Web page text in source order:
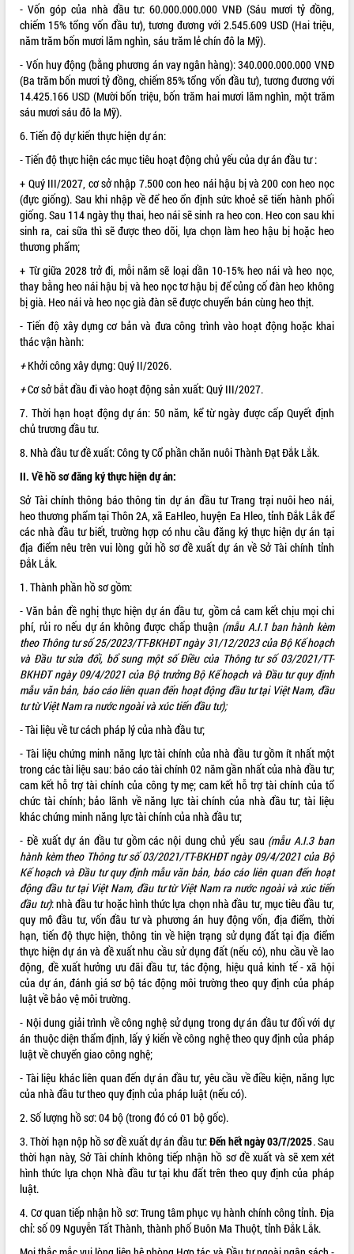
Lao động
UBND tỉnh Đắk Lắk triển khai nhiệm
vụ 6 tháng cuối năm 2026
Kỳ họp thứ Hai, Hội đồng nhân dân
tỉnh khóa XI quyết nghị nhiều nội dung
quan trọng
Bí thư Tỉnh ủy Lương Nguyễn Minh
Triết thăm, tặng quà người có công với
cách mạng
văn hóa, thể thao đáp ứng yêu cầu
phát triển mới
Thường trực HĐND tỉnh Đắk Lắk gặp
mặt Đoàn chuyên gia y tế TP. Hồ Chí
Minh
Lễ truy điệu và an táng hài cốt liệt sĩ
tại Nghĩa trang Liệt sĩ xã Sơn Hòa
Bàn giải pháp tháo gỡ khó khăn trong
xuất khẩu sầu riêng và triển khai quy
định EUDR
Thứ trưởng Bộ Nông nghiệp và Môi
vùng trồng và doanh nghiệp đóng gói
sầu riêng tại Đắk Lắk
Trình diễn nghệ thuật chế biến các
món ăn từ sầu riêng
tiến đầu tư tỉnh
Ngành cá ngừ Đắk Lắk chủ động thích
ứng để giữ vững thị trường xuất khẩu
Diễn đàn Kinh tế tư nhân Việt Nam đột
phá cơ chế - Hợp tác công tư
Đề án 06 tạo bước ngoặt đột phá trong
cải cách hành chính tỉnh Đắk Lắk
Kết nối tour, đẩy mạnh chuyển đổi số
để phát triển du lịch Đắk Lắk
Khởi động Dự án Đầu tư xây dựng hạ
tầng kỹ thuật Cụm công nghiệp Tân
Tiến
Gặp mặt các cơ quan báo chí nhân Kỷ
niệm 101 năm Ngày Báo chí Cách
mạng Việt Nam
Đắk Lắk sơ kết 4 năm triển khai thực
hiện Đề án 06 của Chính phủ
Họp báo thông tin về Hội nghị Công bố
Quy hoạch và Xúc tiến đầu tư tỉnh Đắk
Lắk
Khơi thông điểm nghẽn, đẩy nhanh
giải ngân vốn khắc phục thiên tai
HĐND tỉnh thông qua điều chỉnh Quy
hoạch tỉnh thời kỳ 2021-2030
Hội thảo góp ý hồ sơ điều chỉnh quy
hoạch tỉnh Đắk Lắk thời kỳ 2021-2030,
tầm nhìn đến năm 2050
Nâng cao hiệu quả hoạt động của các
doanh nghiệp nhà nước
Hội nghị triển khai kết nối mạng
truyền số liệu chuyên dùng phục vụ cơ
quan Đảng, Nhà nước
Lễ phát động chuỗi hoạt động chung
tay làm sạch môi trường
Xã Ea Kar bước chuyển mình trong
công tác cải cách hành chính mô hình
mới
năm 2026
Hội thảo khoa học “Giải pháp thúc đẩy
phát triển nền kinh tế xanh tại tỉnh
Đắk Lắk”
Tăng cường giám sát, đôn đốc thực
hiện nhiệm vụ quản lý tài sản công
hàng tuần
ALBUM ẢNH
LIÊN KẾT WEB
THỐNG KÊ TRUY CẬP
Hôm nay: 17956
Tất cả:
- Vốn góp của nhà đầu tư: 60.000.000.000 VNĐ (Sáu mươi tỷ đồng,
chiếm 15% tổng vốn đầu tư), tương đương với 2.545.609 USD (Hai triệu,
năm trăm bốn mươi lăm nghìn, sáu trăm lẻ chín đô la Mỹ).
- Vốn huy động (bằng phương án vay ngân hàng): 340.000.000.000 VNĐ
(Ba trăm bốn mươi tỷ đồng, chiếm 85% tổng vốn đầu tư), tương đương với
14.425.166 USD (Mười bốn triệu, bốn trăm hai mươi lăm nghìn, một trăm
sáu mươi sáu đô la Mỹ).
6. Tiến độ dự kiến thực hiện dự án:
- Tiến độ thực hiện các mục tiêu hoạt động chủ yếu của dự án đầu tư :
+ Quý III/2027, cơ sở nhập 7.500 con heo nái hậu bị và 200 con heo nọc
(đực giống). Sau khi nhập về để heo ổn định sức khoẻ sẽ tiến hành phối
giống. Sau 114 ngày thụ thai, heo nái sẽ sinh ra heo con. Heo con sau khi
sinh ra, cai sữa thì sẽ được theo dõi, lựa chọn làm heo hậu bị hoặc heo
thương phẩm;
+ Từ giữa 2028 trở đi, mỗi năm sẽ loại dần 10-15% heo nái và heo nọc,
thay bằng heo nái hậu bị và heo nọc tơ hậu bị để củng cố đàn heo không
bị già. Heo nái và heo nọc già đàn sẽ được chuyển bán cùng heo thịt.
- Tiến độ xây dựng cơ bản và đưa công trình vào hoạt động hoặc khai
thác vận hành:
+Khởi công xây dựng: Quý II/2026.
+Cơ sở bắt đầu đi vào hoạt động sản xuất: Quý III/2027.
7. Thời hạn hoạt động dự án: 50 năm, kể từ ngày được cấp Quyết định
chủ trương đầu tư.
8. Nhà đầu tư đề xuất: Công ty Cổ phần chăn nuôi Thành Đạt Đắk Lắk.
II. Về hồ sơ đăng ký thực hiện dự án:
Sở Tài chính thông báo thông tin dự án đầu tư Trang trại nuôi heo nái,
heo thương phẩm tại Thôn 2A, xã EaHleo, huyện Ea Hleo, tỉnh Đắk Lắk để
các nhà đầu tư biết, trường hợp có nhu cầu đăng ký thực hiện dự án tại
địa điểm nêu trên vui lòng gửi hồ sơ đề xuất dự án về Sở Tài chính tỉnh
Đắk Lắk.
1. Thành phần hồ sơ gồm:
- Văn bản đề nghị thực hiện dự án đầu tư, gồm cả cam kết chịu mọi chi
phí, rủi ro nếu dự án không được chấp thuận (mẫu A.I.1 ban hành kèm
theo Thông tư số 25/2023/TT-BKHĐT ngày 31/12/2023 của Bộ Kế hoạch
và Đầu tư sửa đổi, bổ sung một số Điều của Thông tư số 03/2021/TT-
BKHĐT ngày 09/4/2021 của Bộ trưởng Bộ Kế hoạch và Đầu tư quy định
mẫu văn bản, báo cáo liên quan đến hoạt động đầu tư tại Việt Nam, đầu
tư từ Việt Nam ra nước ngoài và xúc tiến đầu tư);
- Tài liệu về tư cách pháp lý của nhà đầu tư;
- Tài liệu chứng minh năng lực tài chính của nhà đầu tư gồm ít nhất một
trong các tài liệu sau: báo cáo tài chính 02 năm gần nhất của nhà đầu tư;
cam kết hỗ trợ tài chính của công ty mẹ; cam kết hỗ trợ tài chính của tổ
chức tài chính; bảo lãnh về năng lực tài chính của nhà đầu tư; tài liệu
khác chứng minh năng lực tài chính của nhà đầu tư;
- Đề xuất dự án đầu tư gồm các nội dung chủ yếu sau (mẫu A.I.3 ban
hành kèm theo Thông tư số 03/2021/TT-BKHĐT ngày 09/4/2021 của Bộ
Kế hoạch và Đầu tư quy định mẫu văn bản, báo cáo liên quan đến hoạt
động đầu tư tại Việt Nam, đầu tư từ Việt Nam ra nước ngoài và xúc tiến
đầu tư): nhà đầu tư hoặc hình thức lựa chọn nhà đầu tư, mục tiêu đầu tư,
quy mô đầu tư, vốn đầu tư và phương án huy động vốn, địa điểm, thời
hạn, tiến độ thực hiện, thông tin về hiện trạng sử dụng đất tại địa điểm
thực hiện dự án và đề xuất nhu cầu sử dụng đất (nếu có), nhu cầu về lao
động, đề xuất hưởng ưu đãi đầu tư, tác động, hiệu quả kinh tế - xã hội
của dự án, đánh giá sơ bộ tác động môi trường theo quy định của pháp
luật về bảo vệ môi trường.
- Nội dung giải trình về công nghệ sử dụng trong dự án đầu tư đối với dự
án thuộc diện thẩm định, lấy ý kiến về công nghệ theo quy định của pháp
luật về chuyển giao công nghệ;
- Tài liệu khác liên quan đến dự án đầu tư, yêu cầu về điều kiện, năng lực
của nhà đầu tư theo quy định của pháp luật (nếu có).
2. Số lượng hồ sơ: 04 bộ (trong đó có 01 bộ gốc).
3. Thời hạn nộp hồ sơ đề xuất dự án đầu tư:Đến hết ngày 03/7/2025.Sau
thời hạn này, Sở Tài chính không tiếp nhận hồ sơ đề xuất và sẽ xem xét
hình thức lựa chọn Nhà đầu tư tại khu đất trên theo quy định của pháp
luật.
4. Cơ quan tiếp nhận hồ sơ: Trung tâm phục vụ hành chính công tỉnh. Địa
chỉ: số 09 Nguyễn Tất Thành, thành phố Buôn Ma Thuột, tỉnh Đắk Lắk.